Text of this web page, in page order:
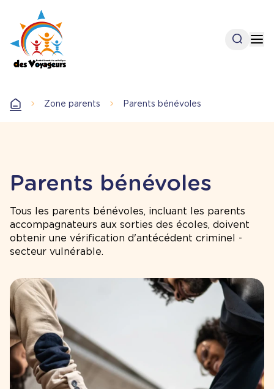
contenu
principal
Open
AccueilZone parents Parents bénévoles
Parents bénévoles
Tous les parents bénévoles, incluant les parents
accompagnateurs aux sorties des écoles, doivent
obtenir une vérification d'antécédent criminel -
secteur vulnérable.